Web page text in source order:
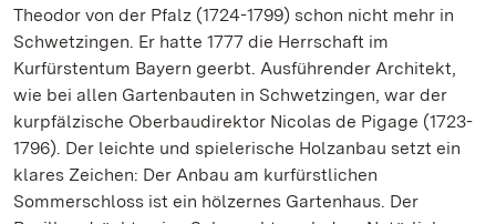
Theodor von der Pfalz (1724-1799) schon nicht mehr in
Schwetzingen. Er hatte 1777 die Herrschaft im
Kurfürstentum Bayern geerbt. Ausführender Architekt,
wie bei allen Gartenbauten in Schwetzingen, war der
kurpfälzische Oberbaudirektor Nicolas de Pigage (1723-
1796). Der leichte und spielerische Holzanbau setzt ein
klares Zeichen: Der Anbau am kurfürstlichen
Sommerschloss ist ein hölzernes Gartenhaus. Der